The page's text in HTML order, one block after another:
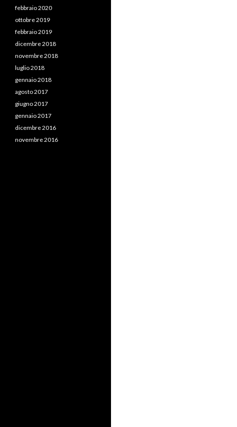
febbraio 2020
ottobre 2019
febbraio 2019
dicembre 2018
novembre 2018
luglio 2018
gennaio 2018
agosto 2017
giugno 2017
gennaio 2017
dicembre 2016
novembre 2016